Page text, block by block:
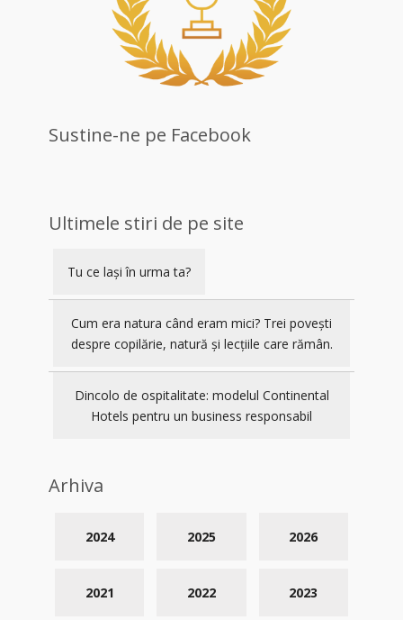
Sustine-ne pe Facebook
Ultimele stiri de pe site
Tu ce lași în urma ta?
Cum era natura când eram mici? Trei povești
despre copilărie, natură și lecțiile care rămân.
Dincolo de ospitalitate: modelul Continental
Hotels pentru un business responsabil
Arhiva
2026
2025
2024
2023
2022
2021